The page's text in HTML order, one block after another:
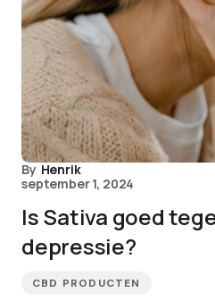
By Henrik
september 1, 2024
Is Sativa goed
depressie?
CBD PRODUCTEN